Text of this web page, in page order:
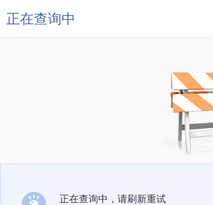
正在查询中
正在查询中，请刷新重试